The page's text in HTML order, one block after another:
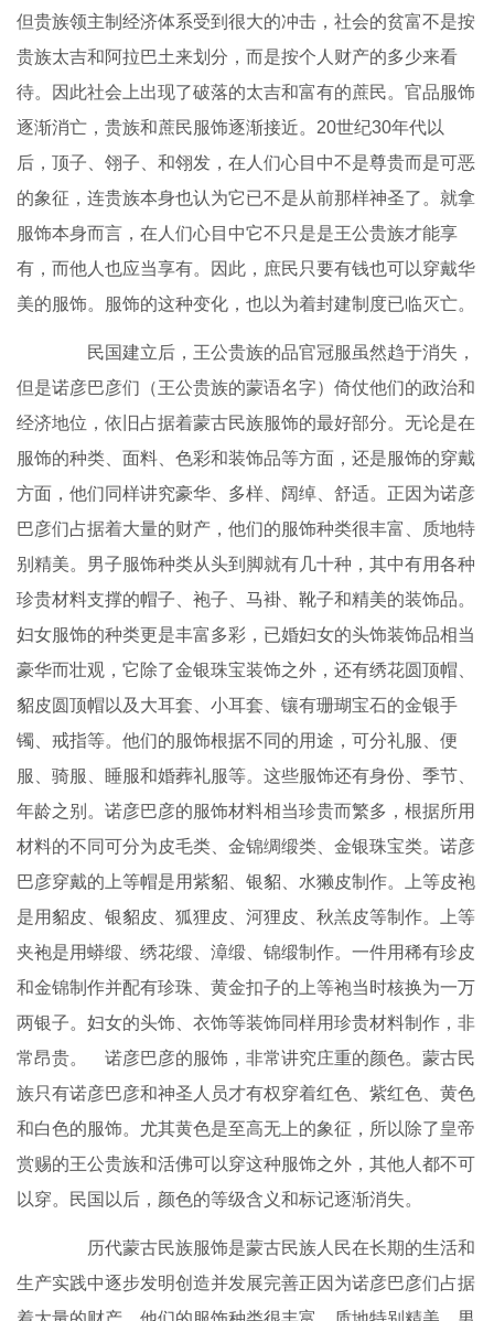
但贵族领主制经济体系受到很大的冲击，社会的贫富不是按
贵族太吉和阿拉巴土来划分，而是按个人财产的多少来看
待。因此社会上出现了破落的太吉和富有的蔗民。官品服饰
逐渐消亡，贵族和蔗民服饰逐渐接近。20世纪30年代以
后，顶子、翎子、和翎发，在人们心目中不是尊贵而是可恶
的象征，连贵族本身也认为它已不是从前那样神圣了。就拿
服饰本身而言，在人们心目中它不只是是王公贵族才能享
有，而他人也应当享有。因此，庶民只要有钱也可以穿戴华
美的服饰。服饰的这种变化，也以为着封建制度已临灭亡。
民国建立后，王公贵族的品官冠服虽然趋于消失，
但是诺彦巴彦们（王公贵族的蒙语名字）倚仗他们的政治和
经济地位，依旧占据着蒙古民族服饰的最好部分。无论是在
服饰的种类、面料、色彩和装饰品等方面，还是服饰的穿戴
方面，他们同样讲究豪华、多样、阔绰、舒适。正因为诺彦
巴彦们占据着大量的财产，他们的服饰种类很丰富、质地特
别精美。男子服饰种类从头到脚就有几十种，其中有用各种
珍贵材料支撑的帽子、袍子、马褂、靴子和精美的装饰品。
妇女服饰的种类更是丰富多彩，已婚妇女的头饰装饰品相当
豪华而壮观，它除了金银珠宝装饰之外，还有绣花圆顶帽、
貂皮圆顶帽以及大耳套、小耳套、镶有珊瑚宝石的金银手
镯、戒指等。他们的服饰根据不同的用途，可分礼服、便
服、骑服、睡服和婚葬礼服等。这些服饰还有身份、季节、
年龄之别。诺彦巴彦的服饰材料相当珍贵而繁多，根据所用
材料的不同可分为皮毛类、金锦绸缎类、金银珠宝类。诺彦
巴彦穿戴的上等帽是用紫貂、银貂、水獭皮制作。上等皮袍
是用貂皮、银貂皮、狐狸皮、河狸皮、秋羔皮等制作。上等
夹袍是用蟒缎、绣花缎、漳缎、锦缎制作。一件用稀有珍皮
和金锦制作并配有珍珠、黄金扣子的上等袍当时核换为一万
两银子。妇女的头饰、衣饰等装饰同样用珍贵材料制作，非
常昂贵。 诺彦巴彦的服饰，非常讲究庄重的颜色。蒙古民
族只有诺彦巴彦和神圣人员才有权穿着红色、紫红色、黄色
和白色的服饰。尤其黄色是至高无上的象征，所以除了皇帝
赏赐的王公贵族和活佛可以穿这种服饰之外，其他人都不可
以穿。民国以后，颜色的等级含义和标记逐渐消失。
历代蒙古民族服饰是蒙古民族人民在长期的生活和
生产实践中逐步发明创造并发展完善正因为诺彦巴彦们占据